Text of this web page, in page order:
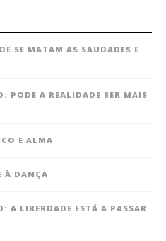
SE MATAM AS SAUDADES E
PODE A REALIDADE SER MAIS
E ALMA
À DANÇA
A LIBERDADE ESTÁ A PASSAR